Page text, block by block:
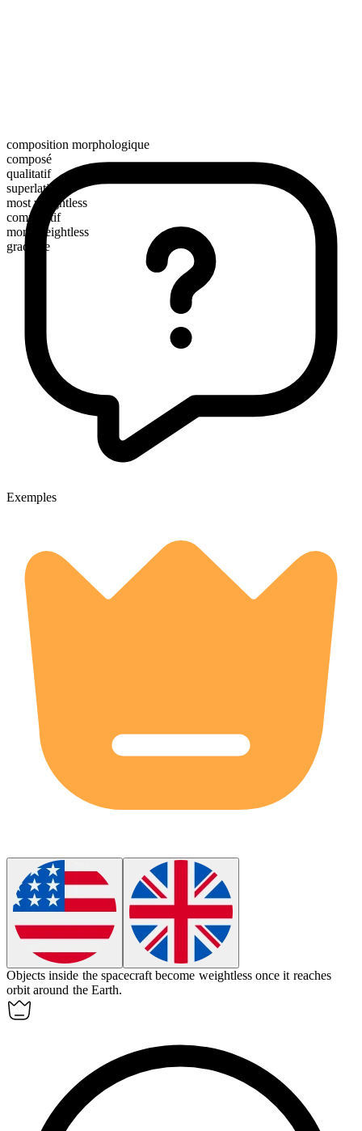
composition morphologique
composé
qualitatif
superlatif
most weightless
comparatif
more weightless
gradable
Exemples
Objects inside the spacecraft become weightless once it reaches
orbit around the Earth.